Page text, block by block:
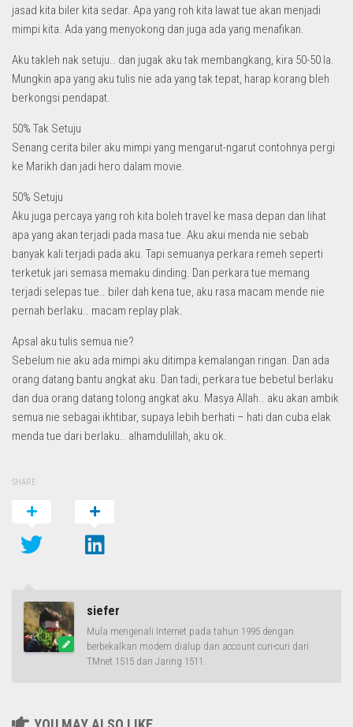
jasad kita biler kita sedar. Apa yang roh kita lawat tue akan menjadi
mimpi kita. Ada yang menyokong dan juga ada yang menafikan.
Aku takleh nak setuju.. dan jugak aku tak membangkang, kira 50-50 la.
Mungkin apa yang aku tulis nie ada yang tak tepat, harap korang bleh
berkongsi pendapat.
50% Tak Setuju
Senang cerita biler aku mimpi yang mengarut-ngarut contohnya pergi
ke Marikh dan jadi hero dalam movie.
50% Setuju
Aku juga percaya yang roh kita boleh travel ke masa depan dan lihat
apa yang akan terjadi pada masa tue. Aku akui menda nie sebab
banyak kali terjadi pada aku. Tapi semuanya perkara remeh seperti
terketuk jari semasa memaku dinding. Dan perkara tue memang
terjadi selepas tue.. biler dah kena tue, aku rasa macam mende nie
pernah berlaku.. macam replay plak.
Apsal aku tulis semua nie?
Sebelum nie aku ada mimpi aku ditimpa kemalangan ringan. Dan ada
orang datang bantu angkat aku. Dan tadi, perkara tue bebetul berlaku
dan dua orang datang tolong angkat aku. Masya Allah.. aku akan ambik
semua nie sebagai ikhtibar, supaya lebih berhati – hati dan cuba elak
menda tue dari berlaku.. alhamdulillah, aku ok.
SHARE
siefer
Mula mengenali Internet pada tahun 1995 dengan
berbekalkan modem dialup dan account curi-curi dari
TMnet 1515 dan Jaring 1511.